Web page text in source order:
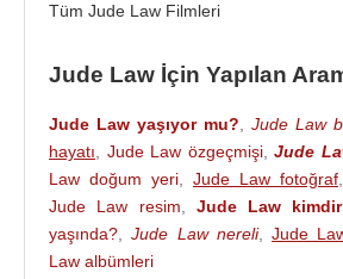
için hazırladığı bir partide, küçük
acilen hastaneye kaldırmışlardı.
Buna göre çiftin4
milyon dolarlık
ve eşinden toplamda
milyon dolar
Jude Law ardından 2005’de
sırasında yakınlaştığı
Sienna
Tüm Jude Law Filmleri
Jude Law İçin Yapılan
Jude Law yaşıyor mu? Jude Law
hayatı
Jude Law özgeçmişi,Jude
Law doğum yeri
Jude Law fotoğraf
Jude Law resim
Jude Law
yaşında? ,Jude Law nereli,Jude
Law albümleri